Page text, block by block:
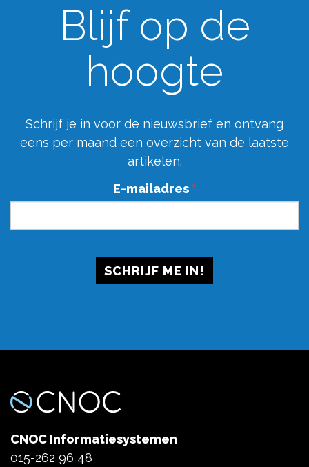
Blijf op de
hoogte
Schrijf je in voor de nieuwsbrief en ontvang
eens per maand een overzicht van de laatste
artikelen.
E-mailadres *
CNOC Informatiesystemen
015-262 96 48